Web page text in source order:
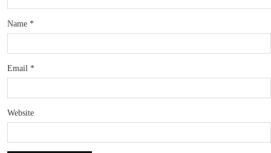
Name *
Email *
Website